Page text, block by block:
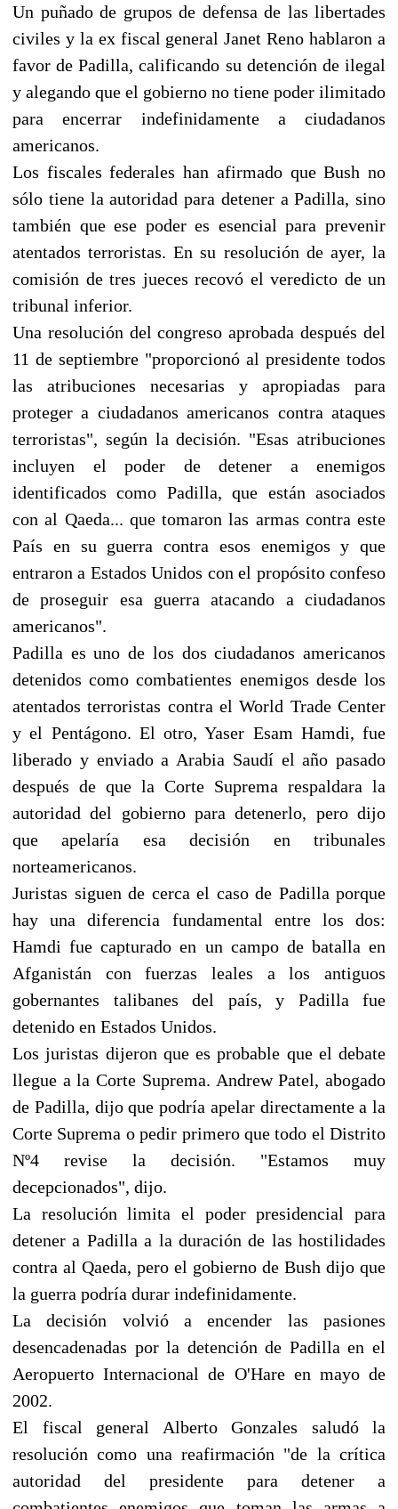
Un puñado de grupos de defensa de las libertades
civiles y la ex fiscal general Janet Reno hablaron a
favor de Padilla, calificando su detención de ilegal
y alegando que el gobierno no tiene poder ilimitado
para encerrar indefinidamente a ciudadanos
americanos.
Los fiscales federales han afirmado que Bush no
sólo tiene la autoridad para detener a Padilla, sino
también que ese poder es esencial para prevenir
atentados terroristas. En su resolución de ayer, la
comisión de tres jueces recovó el veredicto de un
tribunal inferior.
Una resolución del congreso aprobada después del
11 de septiembre "proporcionó al presidente todos
las atribuciones necesarias y apropiadas para
proteger a ciudadanos americanos contra ataques
terroristas", según la decisión. "Esas atribuciones
incluyen el poder de detener a enemigos
identificados como Padilla, que están asociados
con al Qaeda... que tomaron las armas contra este
País en su guerra contra esos enemigos y que
entraron a Estados Unidos con el propósito confeso
de proseguir esa guerra atacando a ciudadanos
americanos".
Padilla es uno de los dos ciudadanos americanos
detenidos como combatientes enemigos desde los
atentados terroristas contra el World Trade Center
y el Pentágono. El otro, Yaser Esam Hamdi, fue
liberado y enviado a Arabia Saudí el año pasado
después de que la Corte Suprema respaldara la
autoridad del gobierno para detenerlo, pero dijo
que apelaría esa decisión en tribunales
norteamericanos.
Juristas siguen de cerca el caso de Padilla porque
hay una diferencia fundamental entre los dos:
Hamdi fue capturado en un campo de batalla en
Afganistán con fuerzas leales a los antiguos
gobernantes talibanes del país, y Padilla fue
detenido en Estados Unidos.
Los juristas dijeron que es probable que el debate
llegue a la Corte Suprema. Andrew Patel, abogado
de Padilla, dijo que podría apelar directamente a la
Corte Suprema o pedir primero que todo el Distrito
Nº4 revise la decisión. "Estamos muy
decepcionados", dijo.
La resolución limita el poder presidencial para
detener a Padilla a la duración de las hostilidades
contra al Qaeda, pero el gobierno de Bush dijo que
la guerra podría durar indefinidamente.
La decisión volvió a encender las pasiones
desencadenadas por la detención de Padilla en el
Aeropuerto Internacional de O'Hare en mayo de
2002.
El fiscal general Alberto Gonzales saludó la
resolución como una reafirmación "de la crítica
autoridad del presidente para detener a